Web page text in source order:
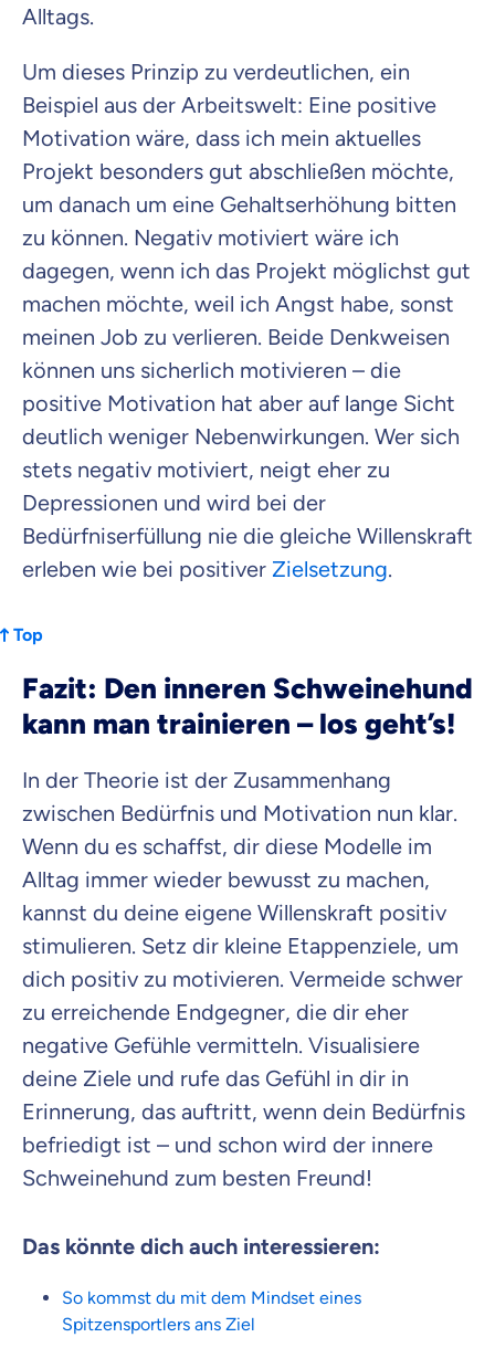
Alltags.
Um dieses Prinzip zu verdeutlichen, ein
Beispiel aus der Arbeitswelt: Eine positive
Motivation wäre, dass ich mein aktuelles
Projekt besonders gut abschließen möchte,
um danach um eine Gehaltserhöhung bitten
zu können. Negativ motiviert wäre ich
dagegen, wenn ich das Projekt möglichst gut
machen möchte, weil ich Angst habe, sonst
meinen Job zu verlieren. Beide Denkweisen
können uns sicherlich motivieren – die
positive Motivation hat aber auf lange Sicht
deutlich weniger Nebenwirkungen. Wer sich
stets negativ motiviert, neigt eher zu
Depressionen und wird bei der
Bedürfniserfüllung nie die gleiche Willenskraft
erleben wie bei positiver Zielsetzung.
Top
Fazit: Den inneren Schweinehund
kann man trainieren – los geht’s!
In der Theorie ist der Zusammenhang
zwischen Bedürfnis und Motivation nun klar.
Wenn du es schaffst, dir diese Modelle im
Alltag immer wieder bewusst zu machen,
kannst du deine eigene Willenskraft positiv
stimulieren. Setz dir kleine Etappenziele, um
dich positiv zu motivieren. Vermeide schwer
zu erreichende Endgegner, die dir eher
negative Gefühle vermitteln. Visualisiere
deine Ziele und rufe das Gefühl in dir in
Erinnerung, das auftritt, wenn dein Bedürfnis
befriedigt ist – und schon wird der innere
Schweinehund zum besten Freund!
Das könnte dich auch interessieren:
So kommst du mit dem Mindset eines
Spitzensportlers ans Ziel